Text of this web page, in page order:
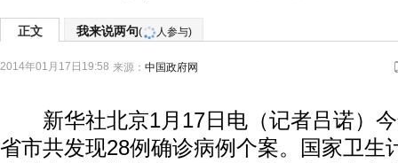
正文 我来说两句( 人参与)
2014年01月17日19:58 来源： 中国政府网
新华社北京1月17日电（记者吕诺）今
省市共发现28例确诊病例个案。国家卫生